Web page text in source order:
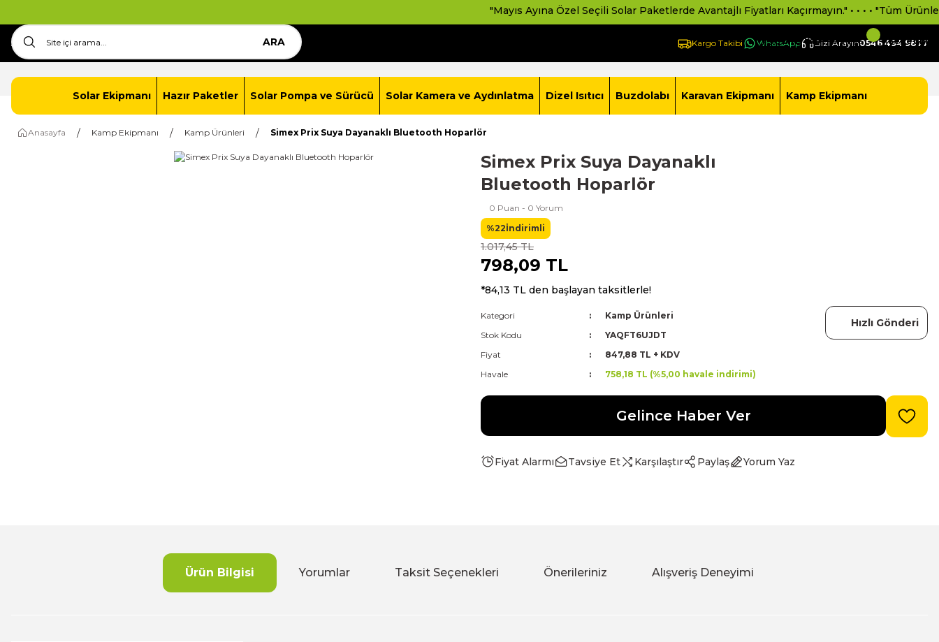
"Mayıs Ayına Özel Seçili Solar Paketlerde Avantajlı Fiyatları Kaçırmayın." • • • • "Tüm
Anasayfa İletişim Solar Paket Oluştur Kargo Takibi WhatsApp Bizi Arayın0546 494 9877
ARA Giriş Yap -Yeni Üye Ol Sepetim
Solar Ekipmanı Hazır Paketler Solar Pompa ve Sürücü Solar Kamera ve Aydınlatma Dizel Isıtıcı Buzdolabı Karavan Ekipmanı Kamp Ekipmanı
Anasayfa Kamp Ekipmanı Kamp Ürünleri Simex Prix Suya Dayanaklı Bluetooth Hoparlör
Simex Prix Suya Dayanaklı
Bluetooth Hoparlör
0 Puan - 0 Yorum
%22İndirimli
1.017,45 TL
798,09 TL
*84,13 TL den başlayan taksitlerle!
Kategori
Kamp Ürünleri
Stok Kodu
YAQFT6UJDT
Fiyat
847,88 TL + KDV
Havale
758,18 TL (%5,00 havale indirimi)
Hızlı Gönderi
Gelince Haber Ver
Fiyat Alarmı Tavsiye Et Karşılaştır Paylaş Yorum Yaz
Ürün Bilgisi Yorumlar Taksit Seçenekleri Önerileriniz Alışveriş Deneyimi